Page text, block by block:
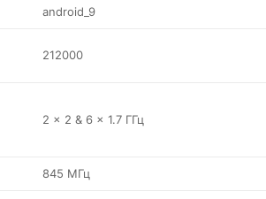
android_9
212000
2 x 2 & 6 x 1.7 ГГц
845 МГц